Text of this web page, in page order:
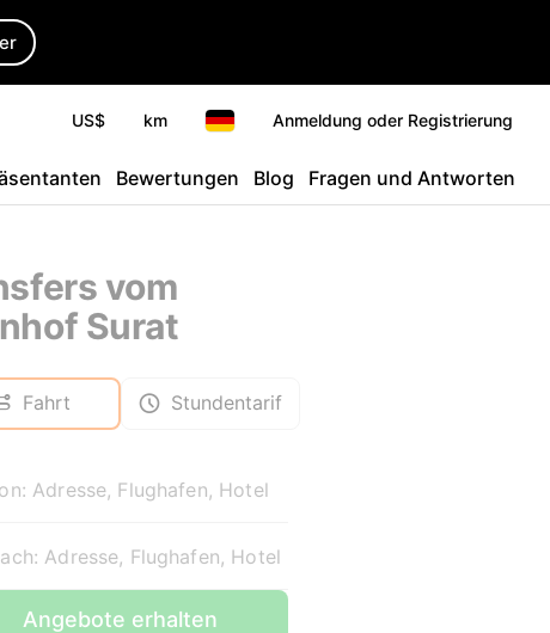
US$ km Anmeldung oder Registrierung
Bewertungen Blog Fragen und Antworten
vom
Surat
Fahrt Stundentarif
Adresse, Flughafen, Hotel
Adresse, Flughafen, Hotel
Angebote erhalten